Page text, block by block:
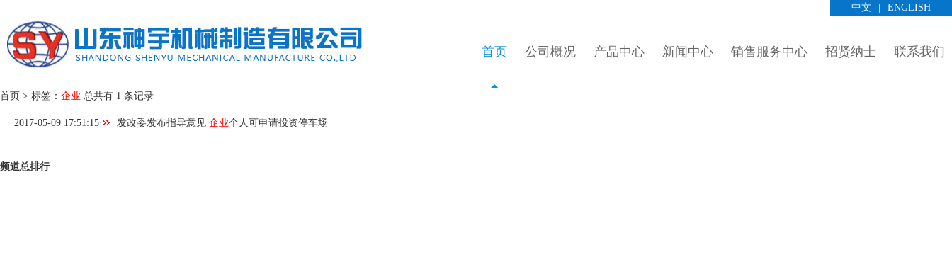
中文 ENGLISH
首页 公司概况 产品中心 新闻中心 销售服务中心 招贤纳士 联系我们
首页 > 标签： 企业 总共有 1 条记录
2017-05-09 17:51:15· 发改委发布指导意见 企业个人可申请投资停车场
频道总排行